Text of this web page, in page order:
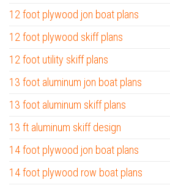
12 foot plywood jon boat plans
12 foot plywood skiff plans
12 foot utility skiff plans
13 foot aluminum jon boat plans
13 foot aluminum skiff plans
13 ft aluminum skiff design
14 foot plywood jon boat plans
14 foot plywood row boat plans